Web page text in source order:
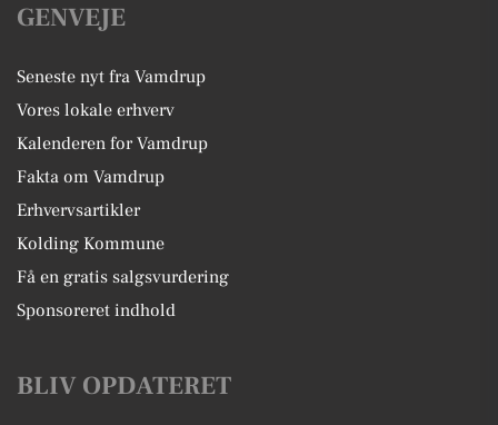
GENVEJE
Seneste nyt fra Vamdrup
Vores lokale erhverv
Kalenderen for Vamdrup
Fakta om Vamdrup
Erhvervsartikler
Kolding Kommune
Få en gratis salgsvurdering
Sponsoreret indhold
BLIV OPDATERET